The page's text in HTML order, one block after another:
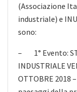
(Associazione
industriale) e
sono:
– 1° Evento:
INDUSTRIALE
OTTOBRE 2018